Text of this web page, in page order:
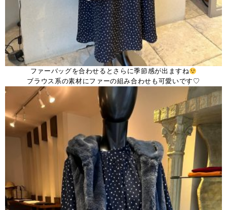
ファーバッグを合わせるとさらに季節感が出ますね
ブラウス系の素材にファーの組み合わせも可愛いです♡